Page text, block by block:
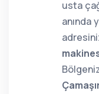
usta
anında